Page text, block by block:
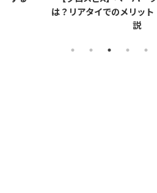
は？リアタイでのメリッ
説